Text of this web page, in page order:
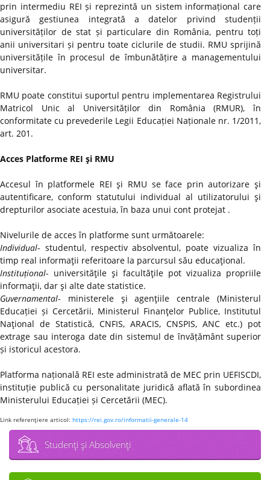
prin intermediu REI și reprezintă un sistem informațional care
asigură gestiunea integrată a datelor privind studenții
universităților de stat și particulare din România, pentru toți
anii universitari și pentru toate ciclurile de studii. RMU sprijină
universitățile în procesul de îmbunătățire a managementului
universitar.
RMU poate constitui suportul pentru implementarea Registrului
Matricol Unic al Universităților din România (RMUR), în
conformitate cu prevederile Legii Educației Naționale nr. 1/2011,
art. 201.
Acces Platforme REI şi RMU
Accesul în platformele REI şi RMU se face prin autorizare şi
autentificare, conform statutului individual al utilizatorului şi
drepturilor asociate acestuia, în baza unui cont protejat .
Nivelurile de acces în platforme sunt următoarele:
Individual- studentul, respectiv absolventul, poate vizualiza în
timp real informaţii referitoare la parcursul său educaţional.
Instituțional- universităţile şi facultăţile pot vizualiza propriile
informaţii, dar şi alte date statistice.
Guvernamental- ministerele şi agenţiile centrale (Ministerul
Educației și Cercetării, Ministerul Finanţelor Publice, Institutul
Naţional de Statistică, CNFIS, ARACIS, CNSPIS, ANC etc.) pot
extrage sau interoga date din sistemul de învățământ superior
și istoricul acestora.
Platforma națională REI este administrată de MEC prin UEFISCDI,
instituție publică cu personalitate juridică aflată în subordinea
Ministerului Educației și Cercetării (MEC).
Link referenţiere articol: https://rei.gov.ro/informatii-generale-14
Studenţi şi Absolvenţi